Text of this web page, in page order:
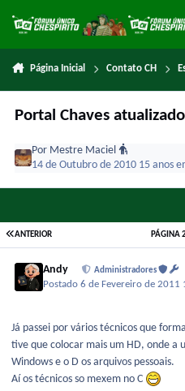
Página Inicial Contato CH
Portal Chaves
Por Mestre Maciel
14 de Outubro de 2010 15 anos
ANTERIOR PÁGINA
Andy Administradores
Postado6 de Fevereiro de 2011
Já passei por vários técnicos que
tive que colocar mais um HD, onde a
Windows e o D os arquivos pessoais.
Aí os técnicos so mexem no C